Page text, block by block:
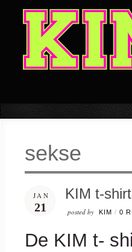
sekse
JAN
21
KIM t-
posted by KIM / 0
De KIM t-